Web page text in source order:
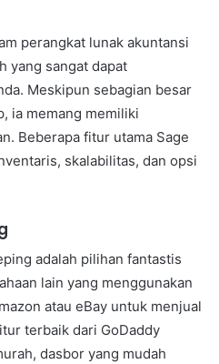
perangkat lunak akuntansi
yang sangat dapat
Meskipun sebagian besar
ia memang memiliki
Beberapa fitur utama Sage
skalabilitas, dan opsi
adalah pilihan fantastis
lain yang menggunakan
atau eBay untuk menjual
terbaik dari GoDaddy
dasbor yang mudah